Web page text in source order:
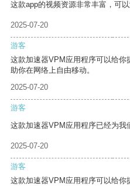
这款app的视频资源非常丰富，可
2025-07-20
游客
这款加速器VPM应用程序可以给
助你在网络上自由移动。
2025-07-20
游客
这款加速器VPM应用程序已经为我
2025-07-20
游客
这款加速器VPM应用程序可以给